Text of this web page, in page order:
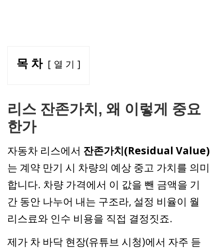
목 차 열 기
리스 잔존가치, 왜 이렇게 중요
한가
자동차 리스에서 잔존가치(Residual Value)
는 계약 만기 시 차량의 예상 중고 가치를 의미
합니다. 차량 가격에서 이 값을 뺀 금액을 기
간 동안 나누어 내는 구조라, 설정 비율이 월
리스료와 인수 비용을 직접 결정짓죠.
제가 차 바닥 현장(유튜브 시청)에서 자주 듣